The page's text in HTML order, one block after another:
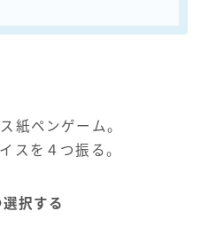
紙ペンゲーム。
スを４つ振る。
択する